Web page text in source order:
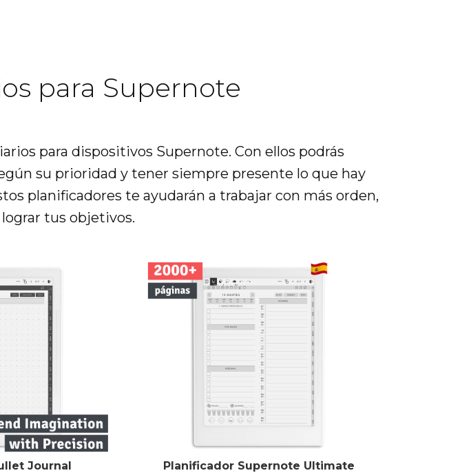
para Supernote
para dispositivos Supernote. Con ellos podrás
su prioridad y tener siempre presente lo que hay
planificadores te ayudarán a trabajar con más orden,
tus objetivos.
Journal Planificador Supernote Ultimate